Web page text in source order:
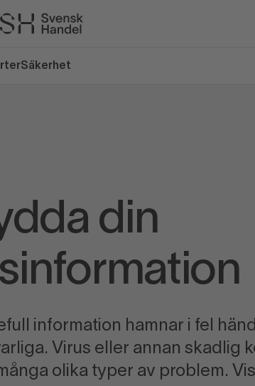
Säkerhet
din
information hamnar i fel
Virus eller annan skadlig
olika typer av problem.